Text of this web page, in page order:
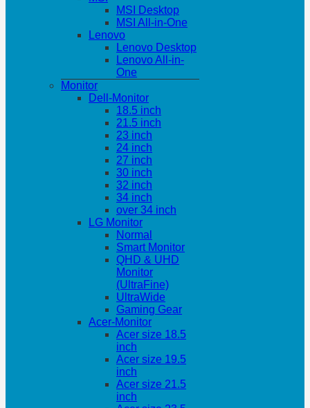
MSI Desktop
MSI All-in-One
Lenovo
Lenovo Desktop
Lenovo All-in-
One
Monitor
Dell-Monitor
18.5 inch
21.5 inch
23 inch
24 inch
27 inch
30 inch
32 inch
34 inch
over 34 inch
LG Monitor
Normal
Smart Monitor
QHD & UHD
Monitor
(UltraFine)
UltraWide
Gaming Gear
Acer-Monitor
Acer size 18.5
inch
Acer size 19.5
inch
Acer size 21.5
inch